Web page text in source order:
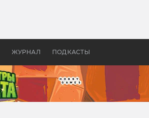
ЖУРНАЛ ПОДКАСТЫ
бы «Властелина колец»